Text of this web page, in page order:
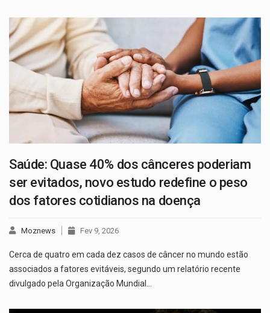
Saúde: Quase 40% dos cânceres poderiam
ser evitados, novo estudo redefine o peso
dos fatores cotidianos na doença
Moznews Fev 9, 2026
Cerca de quatro em cada dez casos de câncer no mundo estão
associados a fatores evitáveis, segundo um relatório recente
divulgado pela Organização Mundial…